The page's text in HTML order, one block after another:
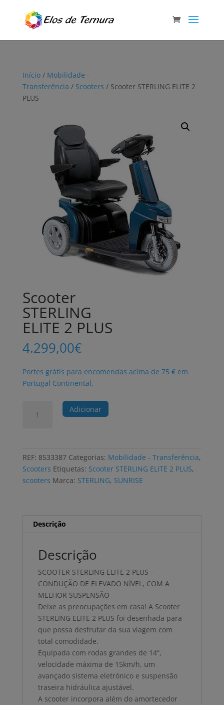
Início/ Mobilidade -
Transferência / Scooters / Scooter STERLING ELITE 2
PLUS
Scooter
STERLING
ELITE 2 PLUS
4.299,00€
Portes grátis para encomendas acima de 75 € em
Portugal Continental.
Adicionar
REF: 8533387 Categorias: Mobilidade - Transferência,
Scooters Etiquetas: Scooter STERLING ELITE 2 PLUS,
scooters Marca: STERLING, SUNRISE
Descrição
Descrição
SCOOTER STERLING ELITE 2 PLUS –
CONDUÇÃO DE ELEVADO NÍVEL, COM A
MELHOR SUSPENSÃO
Deixe as preocupações em casa! A Scooter
STERLING ELITE 2 PLUS foi desenhada para
que possa desfrutar da sua viagem com
total comodidade.
Equipada com rodas grandes de 14“,
velocidade máxima de 15km/h, um
avançado sistema eletrónico e suspensão
traseira hidráulica ajustável.
A scooter incorpora além do amortecedor